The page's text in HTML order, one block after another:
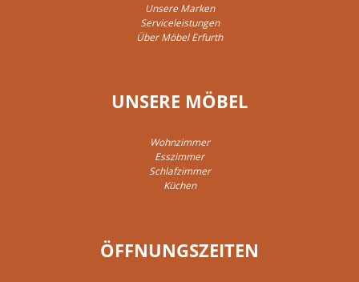
Unsere Marken
Serviceleistungen
Über Möbel Erfurth
UNSERE MÖBEL
Wohnzimmer
Esszimmer
Schlafzimmer
Küchen
ÖFFNUNGSZEITEN